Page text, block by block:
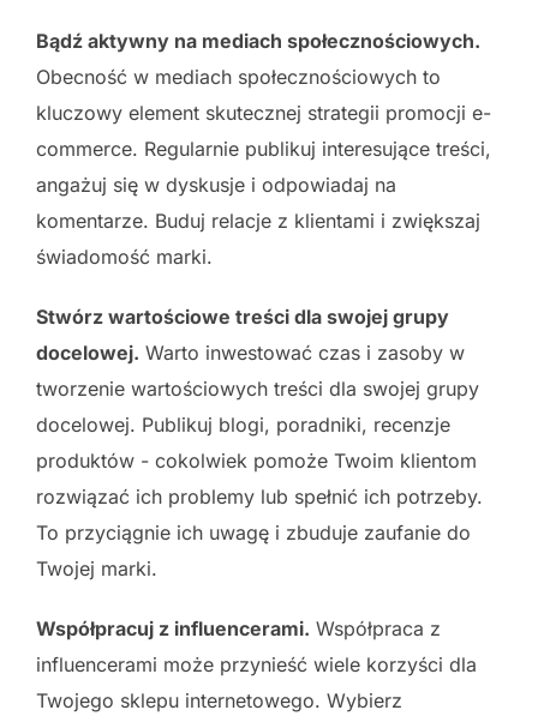
Bądź aktywny na mediach społecznościowych.
Obecność w mediach społecznościowych to
kluczowy element skutecznej strategii promocji e-
commerce. Regularnie publikuj interesujące treści,
angażuj się w dyskusje i odpowiadaj na
komentarze. Buduj relacje z klientami i zwiększaj
świadomość marki.
Stwórz wartościowe treści dla swojej grupy
docelowej. Warto inwestować czas i zasoby w
tworzenie wartościowych treści dla swojej grupy
docelowej. Publikuj blogi, poradniki, recenzje
produktów - cokolwiek pomoże Twoim klientom
rozwiązać ich problemy lub spełnić ich potrzeby.
To przyciągnie ich uwagę i zbuduje zaufanie do
Twojej marki.
Współpracuj z influencerami. Współpraca z
influencerami może przynieść wiele korzyści dla
Twojego sklepu internetowego. Wybierz